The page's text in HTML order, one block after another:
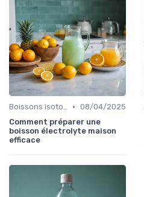
Boissons isotoniques • 08/04/2025
Comment préparer une
boisson électrolyte maison
efficace